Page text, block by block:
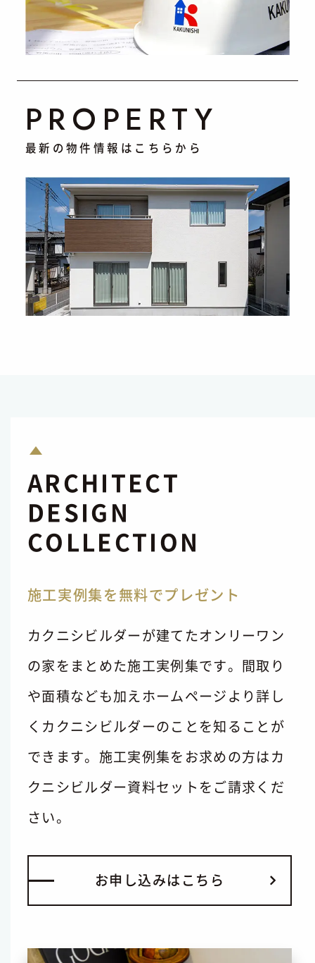
PROPERTY
最新の物件情報はこちらから
ARCHITECT
DESIGN
COLLECTION
施工実例集を無料でプレゼント
カクニシビルダーが建てたオンリーワン
の家をまとめた施工実例集です。間取り
や面積なども加えホームページより詳し
くカクニシビルダーのことを知ることが
できます。施工実例集をお求めの方はカ
クニシビルダー資料セットをご請求くだ
さい。
お申 し込みは こ ち ら